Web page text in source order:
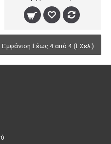
Εμφάνιση 1 έως 4 από 4 (1 Σελ.)